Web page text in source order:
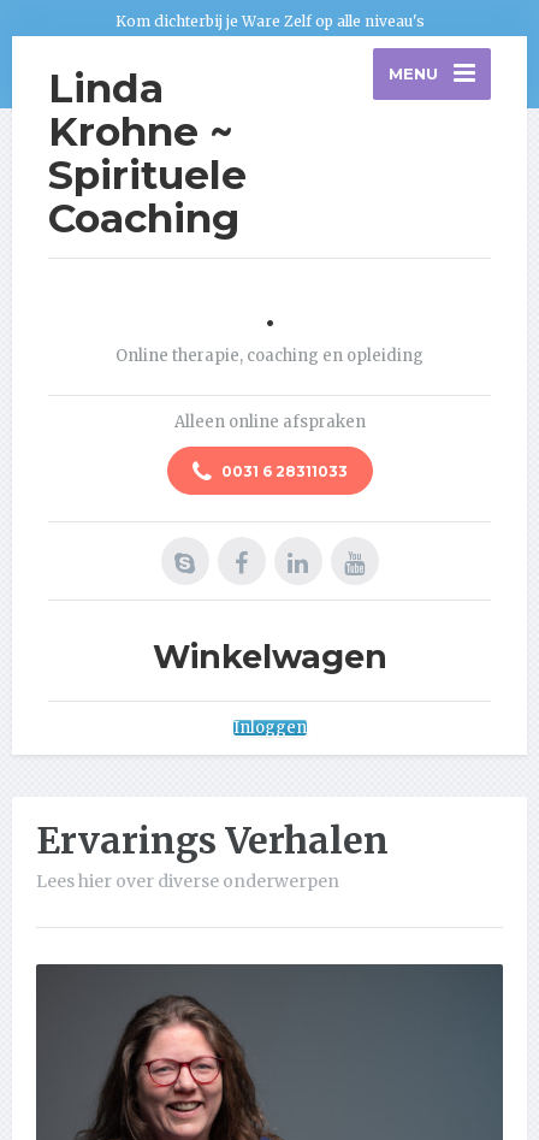
Kom dichterbij je Ware Zelf op alle niveau's
Linda
Krohne ~
Spirituele
Coaching
MENU
.
Online therapie, coaching en opleiding
Alleen online afspraken
0031 6 28311033
Winkelwagen
Inloggen
Ervarings Verhalen
Lees hier over diverse onderwerpen